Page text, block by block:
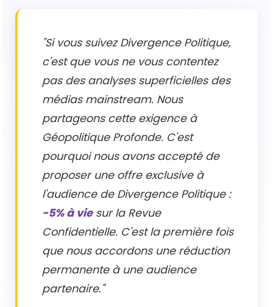
"Si vous suivez Divergence Politique,
c'est que vous ne vous contentez
pas des analyses superficielles des
médias mainstream. Nous
partageons cette exigence à
Géopolitique Profonde. C'est
pourquoi nous avons accepté de
proposer une offre exclusive à
l'audience de Divergence Politique :
-5% à viesur la Revue
Confidentielle. C'est la première fois
que nous accordons une réduction
permanente à une audience
partenaire."